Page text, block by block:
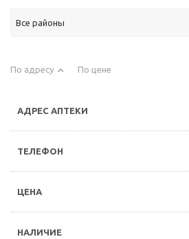
Все районы
По адресу По цене